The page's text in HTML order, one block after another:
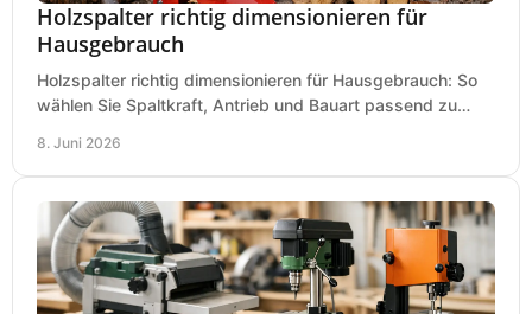
Holzspalter richtig dimensionieren für
Hausgebrauch
Holzspalter richtig dimensionieren für Hausgebrauch: So
wählen Sie Spaltkraft, Antrieb und Bauart passend zu
8. Juni 2026